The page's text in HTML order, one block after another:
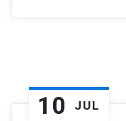
10 JUL